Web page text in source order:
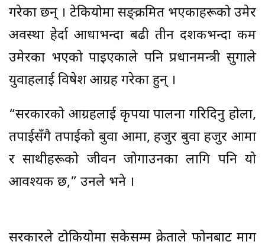
गरेका छन् । टेकियोमा सङ्क्रमित भएकाहरूको उमेर
अवस्था हेर्दा आधाभन्दा बढी तीन दशकभन्दा कम
उमेरका भएको पाइएकाले पनि प्रधानमन्त्री सुगाले
युवाहरुलाई विषेश आग्रह गरेका हुन् ।
“सरकारको आग्रहलाई कृपया पालना गरिदिनु होला,
तपाईसँगै तपाईको बुवा आमा, हजुर बुवा हजुर आमा
र साथीहरूको जीवन जोगाउनका लागि पनि यो
आवश्यक छ,” उनले भने ।
सरकारले टोकियोमा सकेसम्म क्रेताले फोनबाट माग